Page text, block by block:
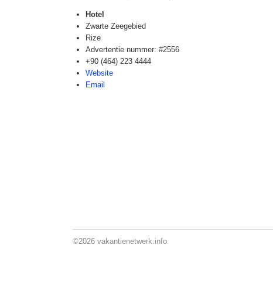
Hotel
Zwarte Zeegebied
Rize
Advertentie nummer: #2556
+90 (464) 223 4444
Website
Email
©2026 vakantienetwerk.info